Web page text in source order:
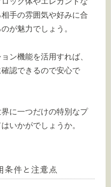
手の雰囲気や好みに合
が魅力でしょう。
ン機能を活用すれば、
認できるので安心で
に一つだけの特別なプ
いかがでしょうか。
条件と注意点